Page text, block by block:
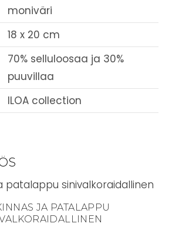
moniväri
18 x 20 cm
70% selluloosaa ja 30%
puuvillaa
ILOA collection
JA PATALAPPU